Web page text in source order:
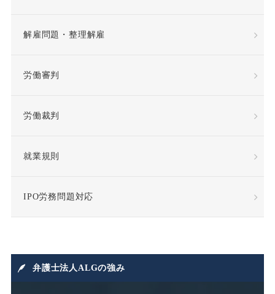
解雇問題・整理解雇
労働審判
労働裁判
就業規則
IPO労務問題対応
弁護士法人ALGの強み